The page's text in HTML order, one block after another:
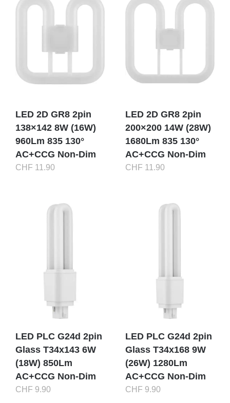
LED 2D GR8 2pin
138×142 8W (16W)
960Lm 835 130°
AC+CCG Non-Dim
CHF 11.90
LED 2D GR8 2pin
200×200 14W (28W)
1680Lm 835 130°
AC+CCG Non-Dim
CHF 11.90
LED PLC G24d 2pin
Glass T34x143 6W
(18W) 850Lm
AC+CCG Non-Dim
CHF 9.90
LED PLC G24d 2pin
Glass T34x168 9W
(26W) 1280Lm
AC+CCG Non-Dim
CHF 9.90